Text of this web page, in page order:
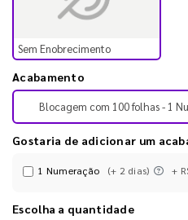
Sem Enobrecimento
Acabamento
Blocagem com 100 folhas - 1
Gostaria de adicionar um
1 Numeração (+ 2 dias) +
Escolha a quantidade